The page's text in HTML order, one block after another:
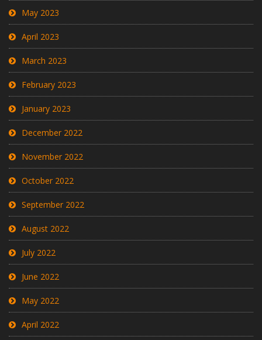
May 2023
April 2023
March 2023
February 2023
January 2023
December 2022
November 2022
October 2022
September 2022
August 2022
July 2022
June 2022
May 2022
April 2022